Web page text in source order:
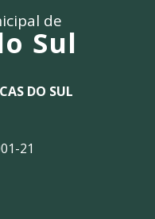
de
Sul
DO SUL
21